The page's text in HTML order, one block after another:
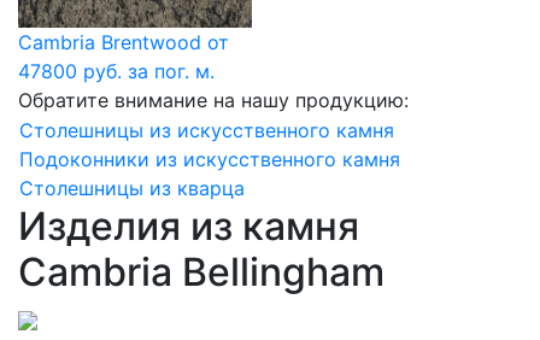
Cambria Brentwood от
47800 руб. за пог. м.
Обратите внимание на нашу продукцию:
Столешницы из искусственного камня
Подоконники из искусственного камня
Столешницы из кварца
Изделия из камня
Cambria Bellingham